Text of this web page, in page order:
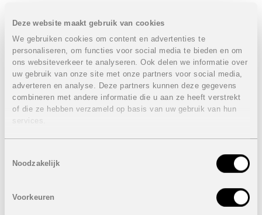
Deze website maakt gebruik van cookies
We gebruiken cookies om content en advertenties te
personaliseren, om functies voor social media te bieden en om
ons websiteverkeer te analyseren. Ook delen we informatie over
uw gebruik van onze site met onze partners voor social media,
adverteren en analyse. Deze partners kunnen deze gegevens
combineren met andere informatie die u aan ze heeft verstrekt
of die ze hebben verzameld op basis van uw gebruik van hun
services.
Noodzakelijk
Voorkeuren
APPARTEMENTEN FASE 1:
Appartementen 1 slaapkamer, 1 badkamer:275.000
euro
Appartementen 2 slaapkamers, 1 of 2 badkamers: van
356.500 eurotot533.500 euro
Appartementen 3 slaapkamers, 2 badkamers: van
341.000 eurotot740.000 euro
378.000 euro
Appartement 4 slaapkamers, 3 badkamers:
646.000